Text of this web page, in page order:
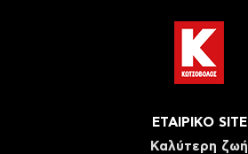
ΕΤΑΙΡΙΚΟ SITE
Καλύτερη ζωή